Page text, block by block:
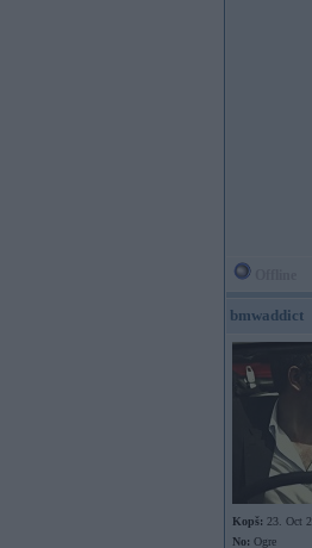
bmwaddict
Kopš: 23. Oct
No: Ogre